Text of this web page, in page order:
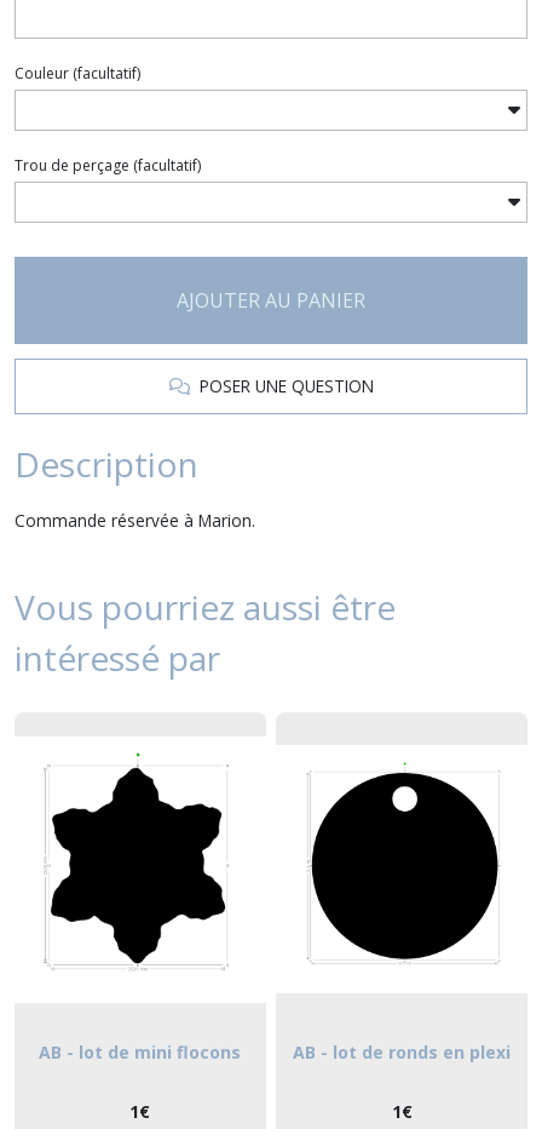
Couleur (facultatif)
Trou de perçage (facultatif)
AJOUTER AU PANIER
POSER UNE QUESTION
Description
Commande réservée à Marion.
Vous pourriez aussi être
intéressé par
AB - lot de mini flocons
1€
AB - lot de ronds en plexi
1€